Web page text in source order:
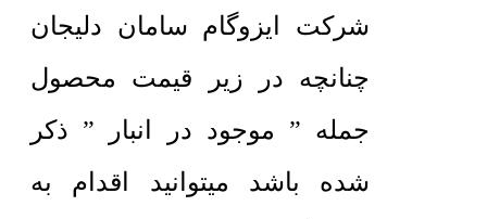
شرکت ایزوگام سامان دلیجان
چنانچه در زیر قیمت محصول
جمله ” موجود در انبار ” ذکر
شده باشد میتوانید اقدام به